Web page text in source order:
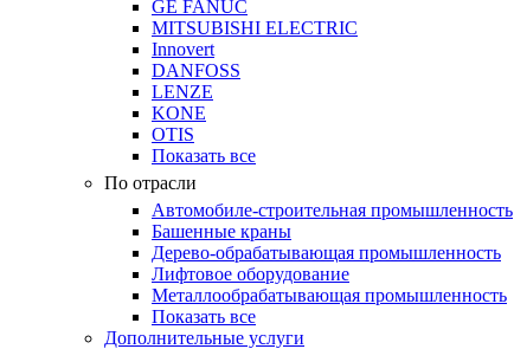
GE FANUC
MITSUBISHI ELECTRIC
Innovert
DANFOSS
LENZE
KONE
OTIS
Показать все
По отрасли
Автомобиле-строительная промышленность
Башенные краны
Дерево-обрабатывающая промышленность
Лифтовое оборудование
Металлообрабатывающая промышленность
Показать все
Дополнительные услуги